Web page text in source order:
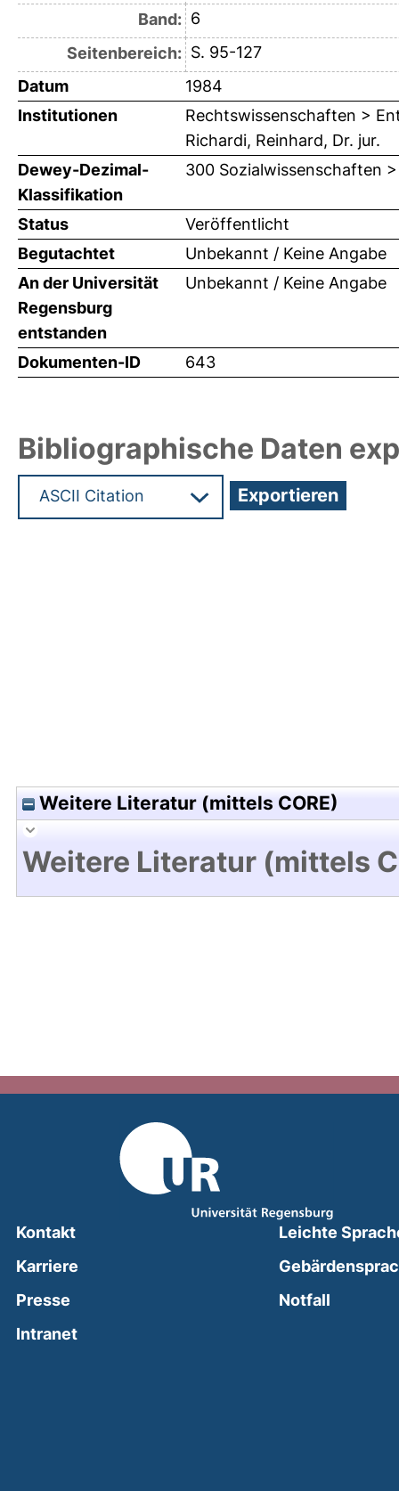
Band: 6
Seitenbereich: S. 95-127
Datum
1984
Institutionen
Rechtswissenschaften >
Richardi, Reinhard, Dr. jur.
Dewey-Dezimal-
Klassifikation
300 Sozialwissenschaften
Status
Veröffentlicht
Begutachtet
Unbekannt / Keine Angabe
An der Universität
Regensburg
entstanden
Unbekannt / Keine Angabe
Dokumenten-ID 643
Bibliographische Daten
Weitere Literatur (mittels CORE)
Weitere Literatur (mittels
Kontakt
Karriere
Presse
Intranet(external link, opens in a new window)
Leichte
Notfall